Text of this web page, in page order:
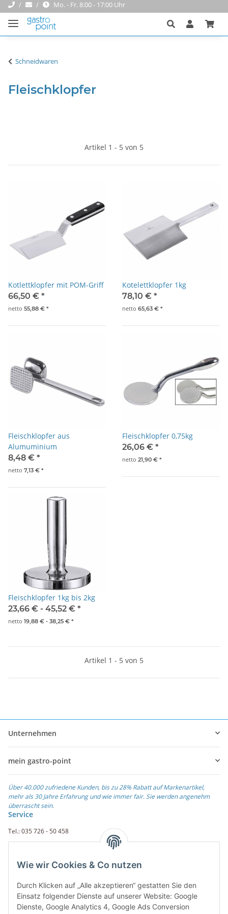
Mo. - Fr. 8:00 - 17:00 Uhr
Schneidwaren
Fleischklopfer
Artikel 1 - 5 von 5
Kotlettklopfer mit POM-Griff
66,50 € *
netto 55,88 € *
Kotelettklopfer 1kg
78,10 € *
netto 65,63 € *
Fleischklopfer aus
Alumuminium
8,48 € *
netto 7,13 € *
Fleischklopfer 0,75kg
26,06 € *
netto 21,90 € *
Fleischklopfer 1kg bis 2kg
23,66 € - 45,52 € *
netto 19,88 € - 38,25 € *
Artikel 1 - 5 von 5
Unternehmen
mein gastro-point
Über 40.000 zufriedene Kunden, bis zu 28% Rabatt auf Markenartikel,
mehr als 30 Jahre Erfahrung und wie immer fair. Sie werden angenehm
überrascht sein.
Service
Tel.: 035 726 - 50 458
Weiterführende Links
Zahlungsarten
Rechnung
Wie wir Cookies & Co nutzen
Durch Klicken auf „Alle akzeptieren“ gestatten Sie den
Einsatz folgender Dienste auf unserer Website: Google
Dienste, Google Analytics 4, Google Ads Conversion